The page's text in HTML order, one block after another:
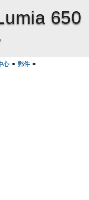
650
心 > 郵件 >